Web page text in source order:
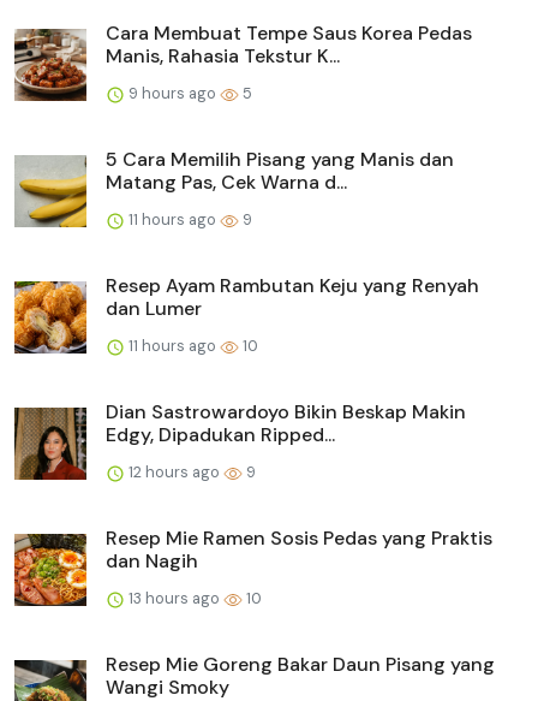
Cara Membuat Tempe Saus Korea Pedas
Manis, Rahasia Tekstur K...
9 hours ago 5
5 Cara Memilih Pisang yang Manis dan
Matang Pas, Cek Warna d...
11 hours ago 9
Resep Ayam Rambutan Keju yang Renyah
dan Lumer
11 hours ago 10
Dian Sastrowardoyo Bikin Beskap Makin
Edgy, Dipadukan Ripped...
12 hours ago 9
Resep Mie Ramen Sosis Pedas yang Praktis
dan Nagih
13 hours ago 10
Resep Mie Goreng Bakar Daun Pisang yang
Wangi Smoky